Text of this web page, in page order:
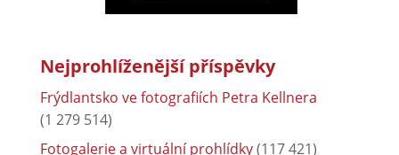
Nejprohlíženější příspěvky
Frýdlantsko ve fotografiích Petra Kellnera
(1 279 514)
Fotogalerie a virtuální prohlídky(117 421)